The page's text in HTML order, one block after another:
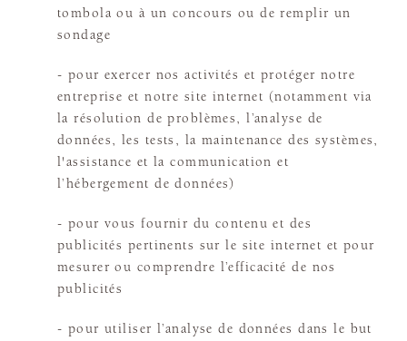
tombola ou à un concours ou de remplir un
sondage
- pour exercer nos activités et protéger notre
entreprise et notre site internet (notamment via
la résolution de problèmes, l’analyse de
données, les tests, la maintenance des systèmes,
l'assistance et la communication et
l’hébergement de données)
- pour vous fournir du contenu et des
publicités pertinents sur le site internet et pour
mesurer ou comprendre l’efficacité de nos
publicités
- pour utiliser l’analyse de données dans le but